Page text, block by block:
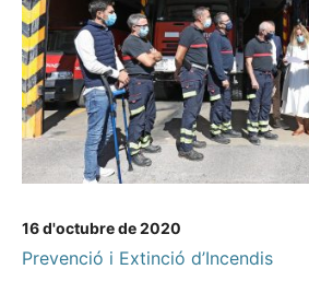
16 d'octubre de 2020
Prevenció i Extinció d’Incendis